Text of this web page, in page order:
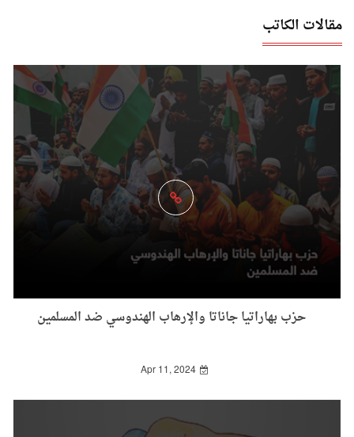
مقالات الكاتب
حزب بهاراتيا جاناتا والإرهاب الهندوسي ضد المسلمين
Apr 11, 2024